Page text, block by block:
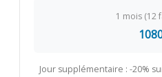
1 mois (12
Jour supplémentaire : -20%